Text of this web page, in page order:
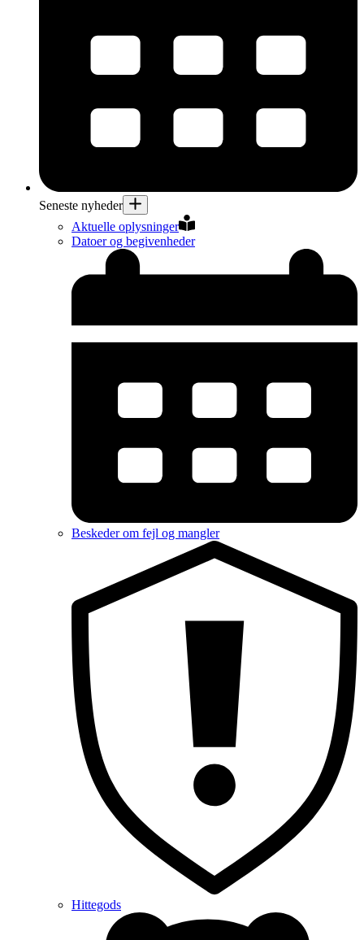
Seneste nyheder
Aktuelle oplysninger
Datoer og begivenheder
Beskeder om fejl og mangler
Hittegods